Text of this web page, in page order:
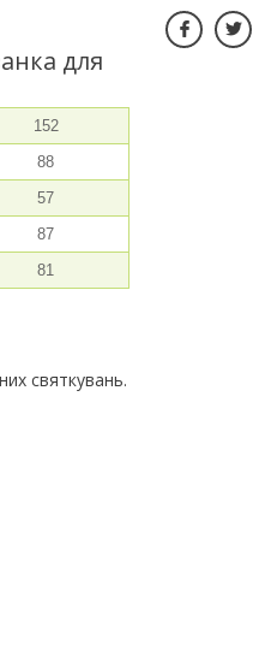
для
152
88
57
87
81
святкувань.